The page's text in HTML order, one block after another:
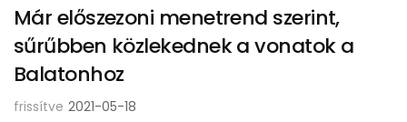
Már előszezoni menetrend szerint,
sűrűbben közlekednek a vonatok a
Balatonhoz
frissítve 2021-05-18